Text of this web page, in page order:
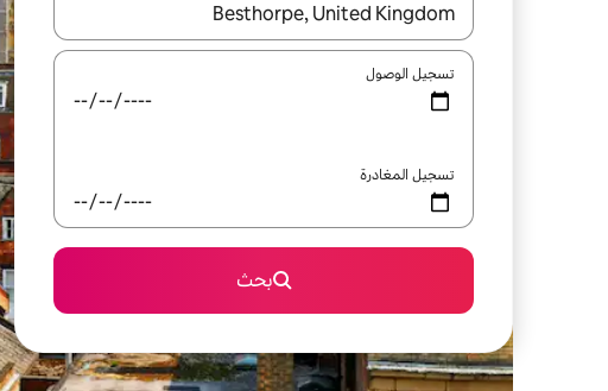
عند توفر النتائج، انتقل باستخدام السهمين لأعلى ولأسفل أو
تسجيل الوصول
تسجيل المغادرة
بحث